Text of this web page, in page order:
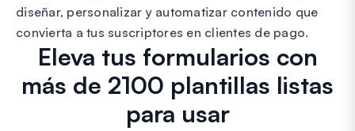
diseñar, personalizar y automatizar contenido que
convierta a tus suscriptores en clientes de pago.
Eleva tus formularios con
más de 2100 plantillas listas
para usar